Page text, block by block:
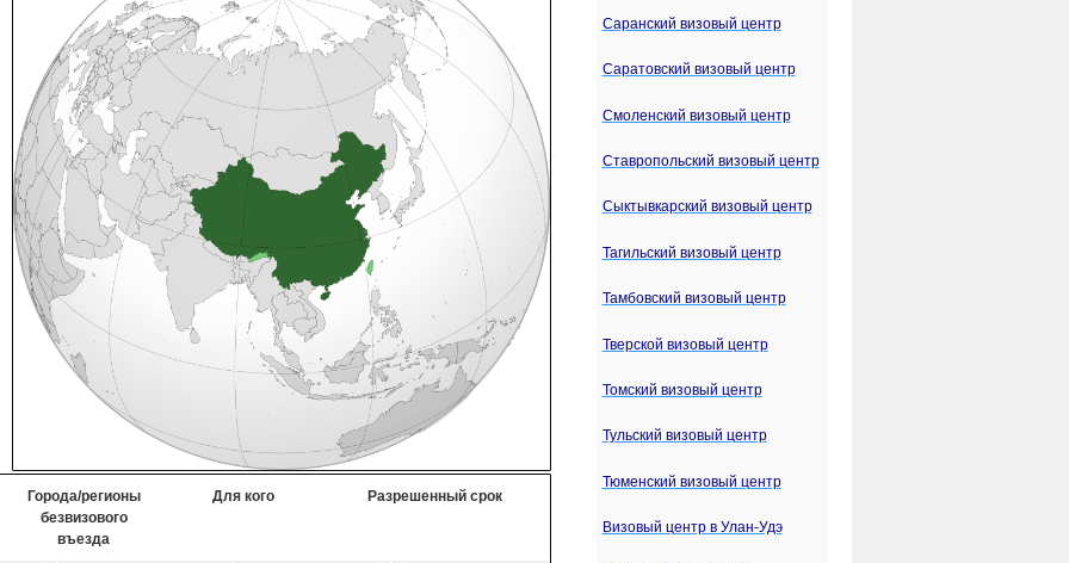
Города/регионы
безвизового
въезда
Для кого Разрешенный срок
Саранский визовый центр
Саратовский визовый центр
Смоленский визовый центр
Ставропольский визовый центр
Сыктывкарский визовый центр
Тагильский визовый центр
Тамбовский визовый центр
Тверской визовый центр
Томский визовый центр
Тульский визовый центр
Тюменский визовый центр
Визовый центр в Улан-Удэ